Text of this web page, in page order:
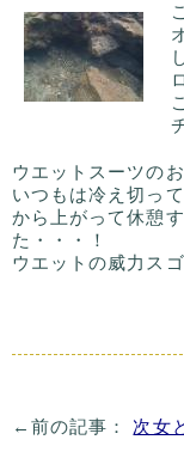
ウエットスーツの
いつもは冷え切っ
から上がって休憩
た・・・！
ウエットの威力スゴ
←前の記事： 次女